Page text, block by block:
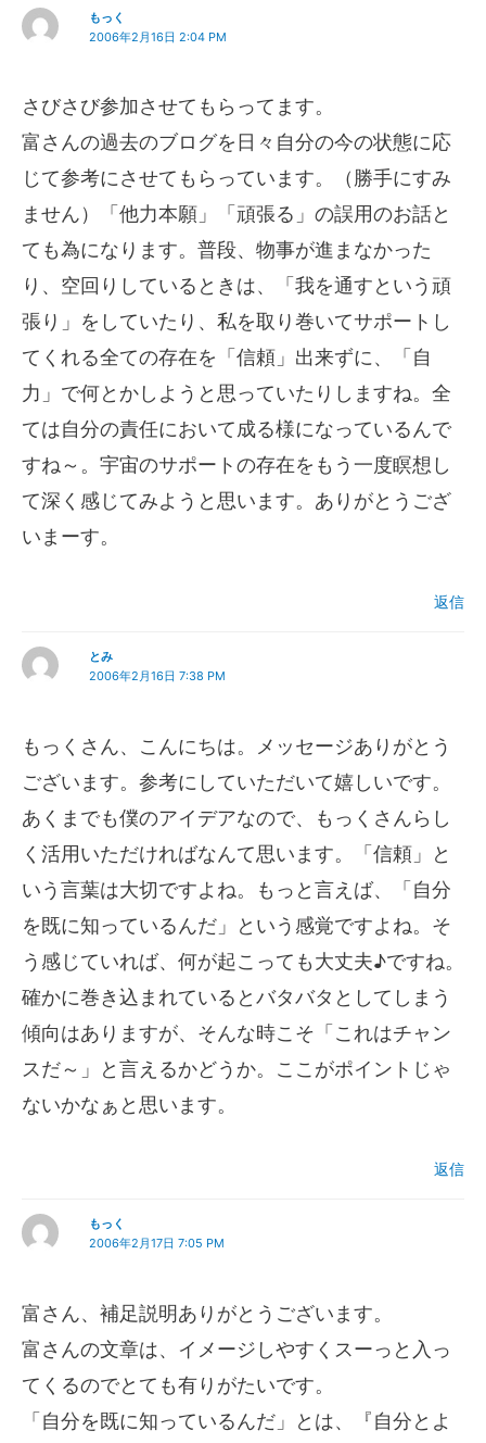
もっく
2006年2月16日 2:04 PM
さびさび参加させてもらってます。
富さんの過去のブログを日々自分の今の状態に応
じて参考にさせてもらっています。（勝手にすみ
ません）「他力本願」「頑張る」の誤用のお話と
ても為になります。普段、物事が進まなかった
り、空回りしているときは、「我を通すという頑
張り」をしていたり、私を取り巻いてサポートし
てくれる全ての存在を「信頼」出来ずに、「自
力」で何とかしようと思っていたりしますね。全
ては自分の責任において成る様になっているんで
すね～。宇宙のサポートの存在をもう一度瞑想し
て深く感じてみようと思います。ありがとうござ
いまーす。
返信
とみ
2006年2月16日 7:38 PM
もっくさん、こんにちは。メッセージありがとう
ございます。参考にしていただいて嬉しいです。
あくまでも僕のアイデアなので、もっくさんらし
く活用いただければなんて思います。「信頼」と
いう言葉は大切ですよね。もっと言えば、「自分
を既に知っているんだ」という感覚ですよね。そ
う感じていれば、何が起こっても大丈夫♪ですね。
確かに巻き込まれているとバタバタとしてしまう
傾向はありますが、そんな時こそ「これはチャン
スだ～」と言えるかどうか。ここがポイントじゃ
ないかなぁと思います。
返信
もっく
2006年2月17日 7:05 PM
富さん、補足説明ありがとうございます。
富さんの文章は、イメージしやすくスーっと入っ
てくるのでとても有りがたいです。
「自分を既に知っているんだ」とは、『自分とよ